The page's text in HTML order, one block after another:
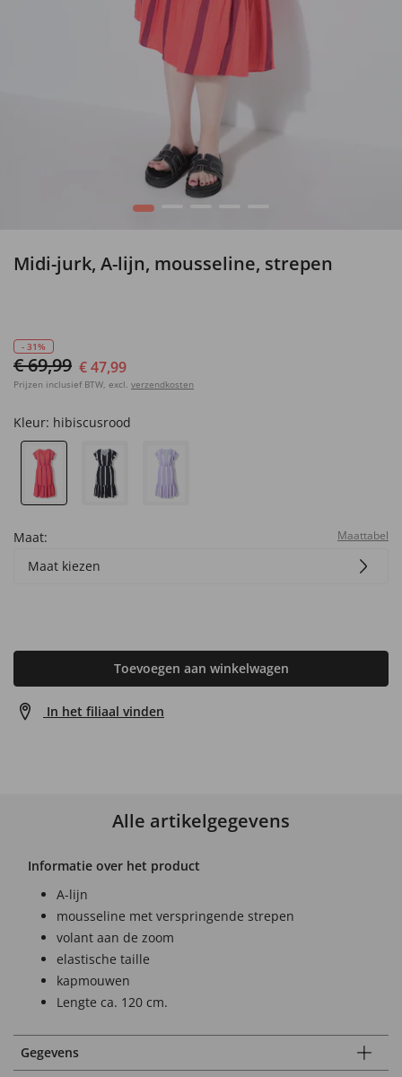
1
Midi-jurk, A-lijn, mousseline, strepen
- 31%
€ 69,99 € 47,99
Prijzen inclusief BTW, excl. verzendkosten
Kleur: hibiscusrood
Maat: Maattabel
Maat kiezen
Toevoegen aan winkelwagen
In het filiaal vinden
Alle artikelgegevens
Informatie over het product
A-lijn
mousseline met verspringende strepen
volant aan de zoom
elastische taille
kapmouwen
Lengte ca. 120 cm.
Gegevens